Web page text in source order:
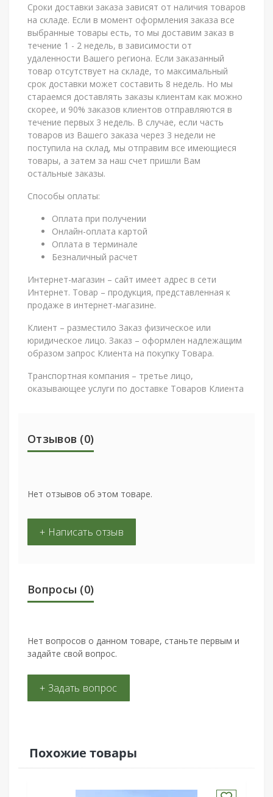
Сроки доставки заказа зависят от наличия товаров
на складе. Если в момент оформления заказа все
выбранные товары есть, то мы доставим заказ в
течение 1 - 2 недель, в зависимости от
удаленности Вашего региона. Если заказанный
товар отсутствует на складе, то максимальный
срок доставки может составить 8 недель. Но мы
стараемся доставлять заказы клиентам как можно
скорее, и 90% заказов клиентов отправляются в
течение первых 3 недель. В случае, если часть
товаров из Вашего заказа через 3 недели не
поступила на склад, мы отправим все имеющиеся
товары, а затем за наш счет пришли Вам
остальные заказы.
Способы оплаты:
Оплата при получении
Онлайн-оплата картой
Оплата в терминале
Безналичный расчет
Интернет-магазин – сайт имеет адрес в сети
Интернет. Товар – продукция, представленная к
продаже в интернет-магазине.
Клиент – разместило Заказ физическое или
юридическое лицо. Заказ – оформлен надлежащим
образом запрос Клиента на покупку Товара.
Транспортная компания – третье лицо,
оказывающее услуги по доставке Товаров Клиента
Отзывов (0)
Нет отзывов об этом товаре.
+ Написать отзыв
Вопросы (0)
Нет вопросов о данном товаре, станьте первым и
задайте свой вопрос.
+ Задать вопрос
Похожие товары